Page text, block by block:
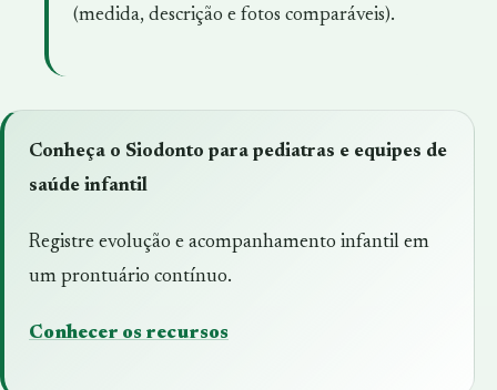
(medida, descrição e fotos comparáveis).
Conheça o Siodonto para pediatras e equipes de
saúde infantil
Registre evolução e acompanhamento infantil em
um prontuário contínuo.
Conhecer os recursos